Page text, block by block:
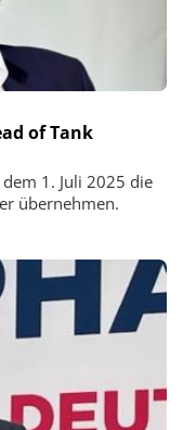
of Tank
1. Juli 2025 die
übernehmen.